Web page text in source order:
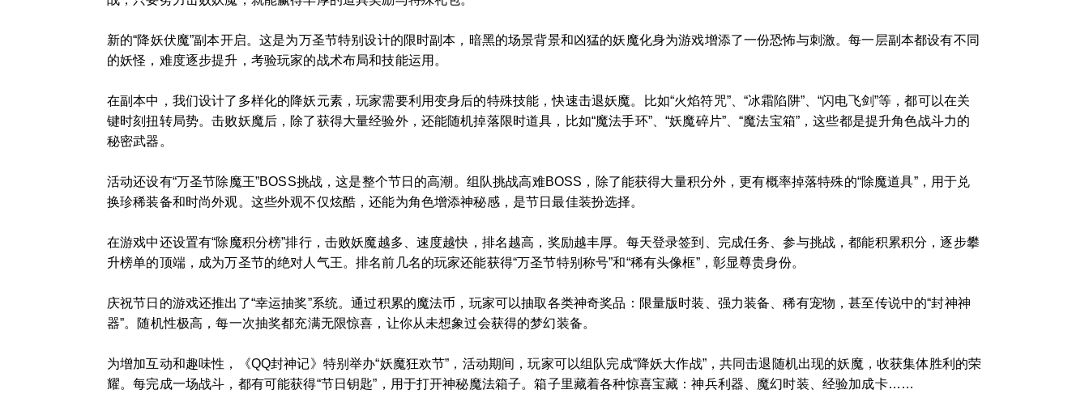
新的“降妖伏魔”副本开启。这是为万圣节特别设计的限时副本，暗黑的场景背景和凶猛的妖魔化身为游戏增添了一份恐怖与刺激。每一层副本都设有不同
的妖怪，难度逐步提升，考验玩家的战术布局和技能运用。
在副本中，我们设计了多样化的降妖元素，玩家需要利用变身后的特殊技能，快速击退妖魔。比如“火焰符咒”、“冰霜陷阱”、“闪电飞剑”等，都可以在关
键时刻扭转局势。击败妖魔后，除了获得大量经验外，还能随机掉落限时道具，比如“魔法手环”、“妖魔碎片”、“魔法宝箱”，这些都是提升角色战斗力的
秘密武器。
活动还设有“万圣节除魔王”BOSS挑战，这是整个节日的高潮。组队挑战高难BOSS，除了能获得大量积分外，更有概率掉落特殊的“除魔道具”，用于兑
换珍稀装备和时尚外观。这些外观不仅炫酷，还能为角色增添神秘感，是节日最佳装扮选择。
在游戏中还设置有“除魔积分榜”排行，击败妖魔越多、速度越快，排名越高，奖励越丰厚。每天登录签到、完成任务、参与挑战，都能积累积分，逐步攀
升榜单的顶端，成为万圣节的绝对人气王。排名前几名的玩家还能获得“万圣节特别称号”和“稀有头像框”，彰显尊贵身份。
庆祝节日的游戏还推出了“幸运抽奖”系统。通过积累的魔法币，玩家可以抽取各类神奇奖品：限量版时装、强力装备、稀有宠物，甚至传说中的“封神神
器”。随机性极高，每一次抽奖都充满无限惊喜，让你从未想象过会获得的梦幻装备。
为增加互动和趣味性，《QQ封神记》特别举办“妖魔狂欢节”，活动期间，玩家可以组队完成“降妖大作战”，共同击退随机出现的妖魔，收获集体胜利的荣
耀。每完成一场战斗，都有可能获得“节日钥匙”，用于打开神秘魔法箱子。箱子里藏着各种惊喜宝藏：神兵利器、魔幻时装、经验加成卡……